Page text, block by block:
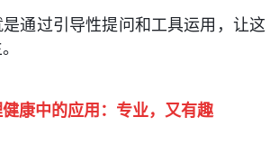
通过引导性提问和工具运用，让这
康中的应用： 专业，又有趣